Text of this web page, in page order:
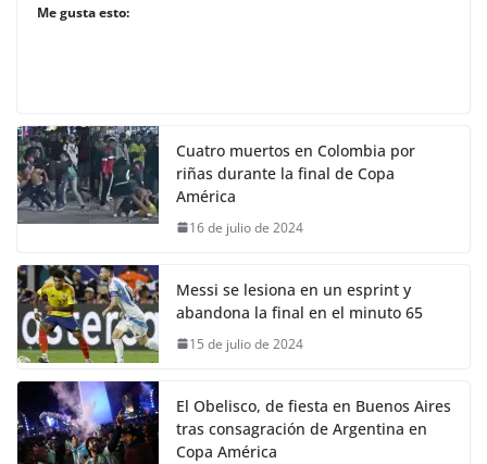
Me gusta esto:
Cuatro muertos en Colombia por
riñas durante la final de Copa
América
16 de julio de 2024
Messi se lesiona en un esprint y
abandona la final en el minuto 65
15 de julio de 2024
El Obelisco, de fiesta en Buenos Aires
tras consagración de Argentina en
Copa América